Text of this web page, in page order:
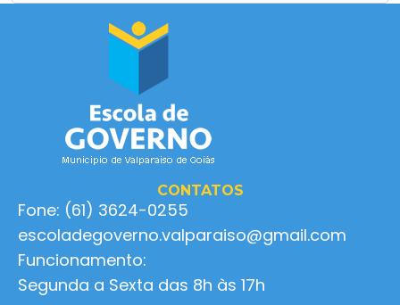
CONTATOS
Fone: (61) 3624-0255
escoladegoverno.valparaiso@gmail.com
Funcionamento:
Segunda a Sexta das 8h às 17h